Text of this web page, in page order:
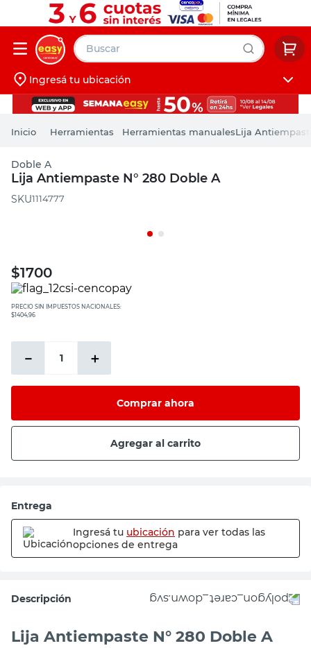
Buscar
Iniciá sesión
Ingresá tu ubicación
Herramientas Herramientas manualesLija
Doble A
Lija Antiempaste N° 280 Doble A
:1114777
$1700
PRECIO SIN IMPUESTOS NACIONALES:
$1404,96
＋
－
Comprar ahora
Agregar al carrito
Entrega
Ingresá tu ubicación para ver todas las
opciones de entrega
Descripción
Lija Antiempaste N° 280 Doble A
muebles
pintura
escritorio
puertas